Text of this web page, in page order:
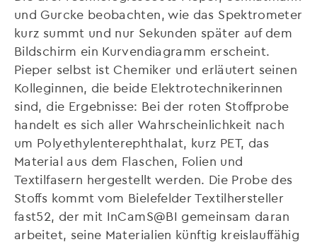
und Gurcke beobachten, wie das Spektrometer
kurz summt und nur Sekunden später auf dem
Bildschirm ein Kurvendiagramm erscheint.
Pieper selbst ist Chemiker und erläutert seinen
Kolleginnen, die beide Elektrotechnikerinnen
sind, die Ergebnisse: Bei der roten Stoffprobe
handelt es sich aller Wahrscheinlichkeit nach
um Polyethylenterephthalat, kurz PET, das
Material aus dem Flaschen, Folien und
Textilfasern hergestellt werden. Die Probe des
Stoffs kommt vom Bielefelder Textilhersteller
fast52, der mit InCamS@BI gemeinsam daran
arbeitet, seine Materialien künftig kreislauffähig